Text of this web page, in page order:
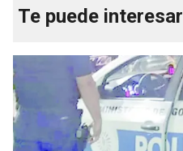
Te puede interesar